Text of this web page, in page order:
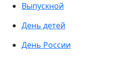
Выпускной
День детей
День России